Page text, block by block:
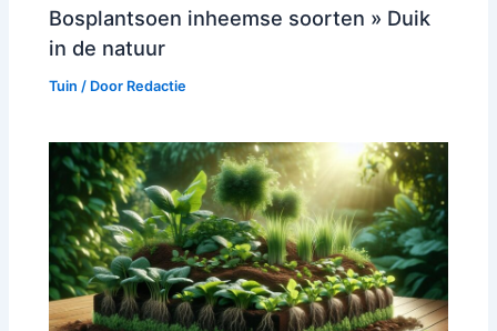
Bosplantsoen inheemse soorten » Duik
in de natuur
Tuin / Door Redactie